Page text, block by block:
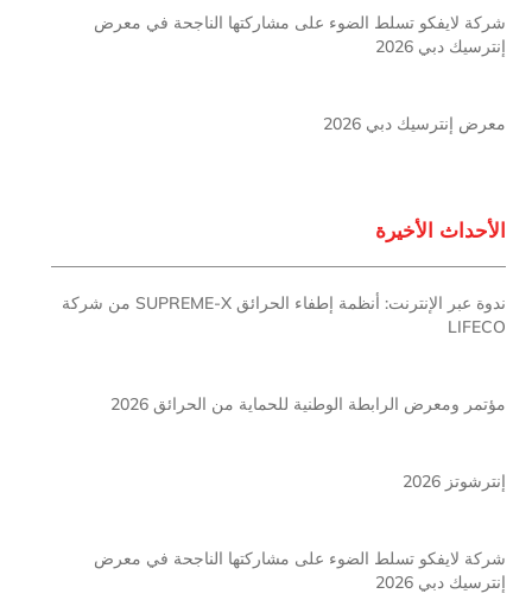
شركة لايفكو تسلط الضوء على مشاركتها الناجحة في معرض
إنترسيك دبي 2026
معرض إنترسيك دبي 2026
الأحداث الأخيرة
ندوة عبر الإنترنت: أنظمة إطفاء الحرائق SUPREME-X من شركة
LIFECO
مؤتمر ومعرض الرابطة الوطنية للحماية من الحرائق 2026
إنترشوتز 2026
شركة لايفكو تسلط الضوء على مشاركتها الناجحة في معرض
إنترسيك دبي 2026